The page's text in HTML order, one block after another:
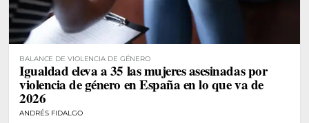
BALANCE DE VIOLENCIA DE GÉNERO
Igualdad eleva a 35 las mujeres asesinadas por
violencia de género en España en lo que va de
2026
ANDRÉS FIDALGO